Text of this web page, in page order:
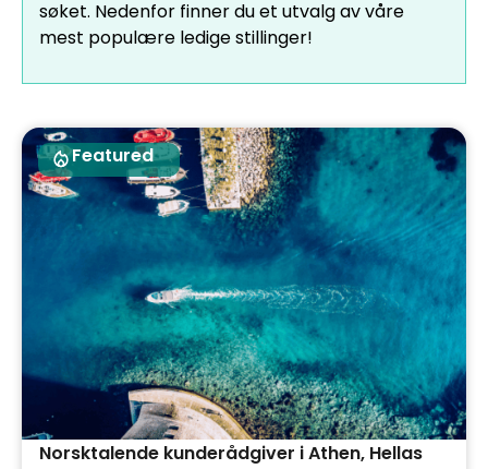
søket. Nedenfor finner du et utvalg av våre
mest populære ledige stillinger!
Featured
Norsktalende kunderådgiver i Athen, Hellas